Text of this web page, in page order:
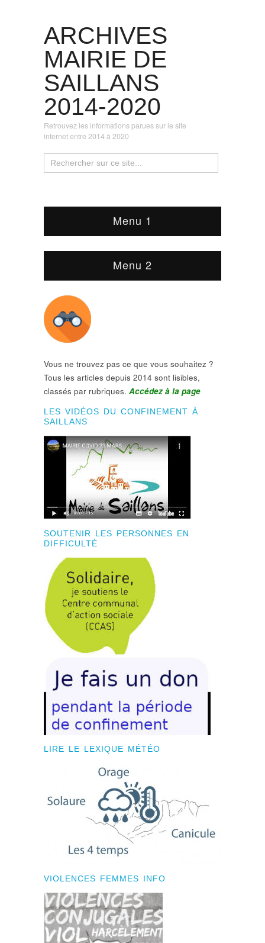
ARCHIVES
MAIRIE DE
SAILLANS
2014-2020
Retrouvez les informations parues sur le site
internet entre 2014 à 2020
Menu 1
Menu 2
Vous ne trouvez pas ce que vous souhaitez ?
Tous les articles depuis 2014 sont lisibles,
classés par rubriques. Accédez à la page
LES VIDÉOS DU CONFINEMENT À
SAILLANS
SOUTENIR LES PERSONNES EN
DIFFICULTÉ
LIRE LE LEXIQUE MÉTÉO
VIOLENCES FEMMES INFO